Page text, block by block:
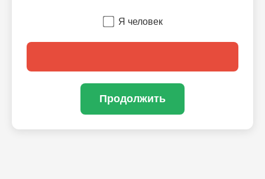
Я человек
Продолжить